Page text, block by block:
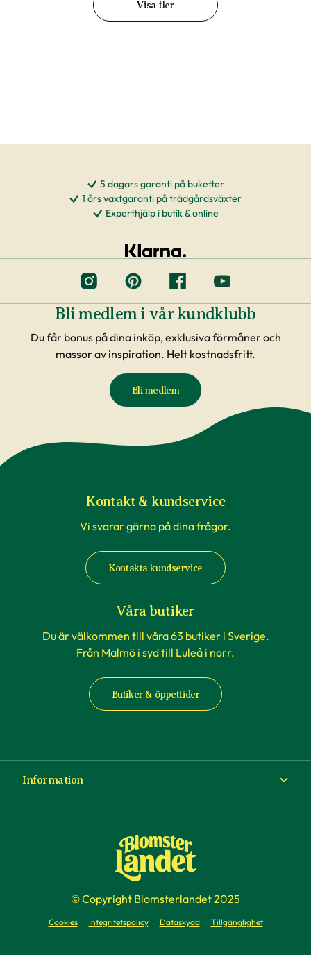
Visa fler
5 dagars garanti på buketter
1 års växtgaranti på trädgårdsväxter
Experthjälp i butik & online
Bli medlem i vår kundklubb
Du får bonus på dina inköp, exklusiva förmåner och
massor av inspiration. Helt kostnadsfritt.
Bli medlem
Kontakt & kundservice
Vi svarar gärna på dina frågor.
Kontakta kundservice
Våra butiker
Du är välkommen till våra 63 butiker i Sverige.
Från Malmö i syd till Luleå i norr.
Butiker & öppettider
Information
Köp- och leveransvillkor
Företag
© Copyright Blomsterlandet 2025
Cookies Integritetspolicy Dataskydd Tillgänglighet